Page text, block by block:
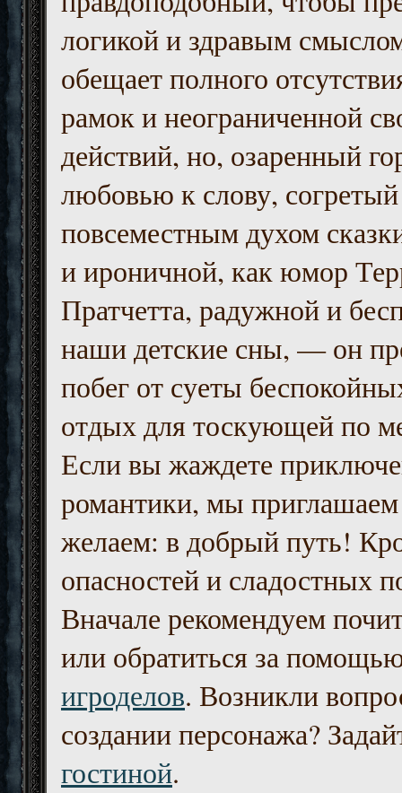
логикой и здравым
обещает полного
рамок и неограниченной
действий, но, озаренный
любовью к слову, согретый
повсеместным духом
и ироничной, как юмор
Пратчетта, радужной и
наши детские сны, — он
побег от суеты
отдых для тоскующей по
Если вы жаждете
романтики, мы приглашаем
желаем: в добрый путь!
опасностей и сладостных
Вначале рекомендуем
или обратиться за
игроделов. Возникли
создании персонажа?
гостиной.